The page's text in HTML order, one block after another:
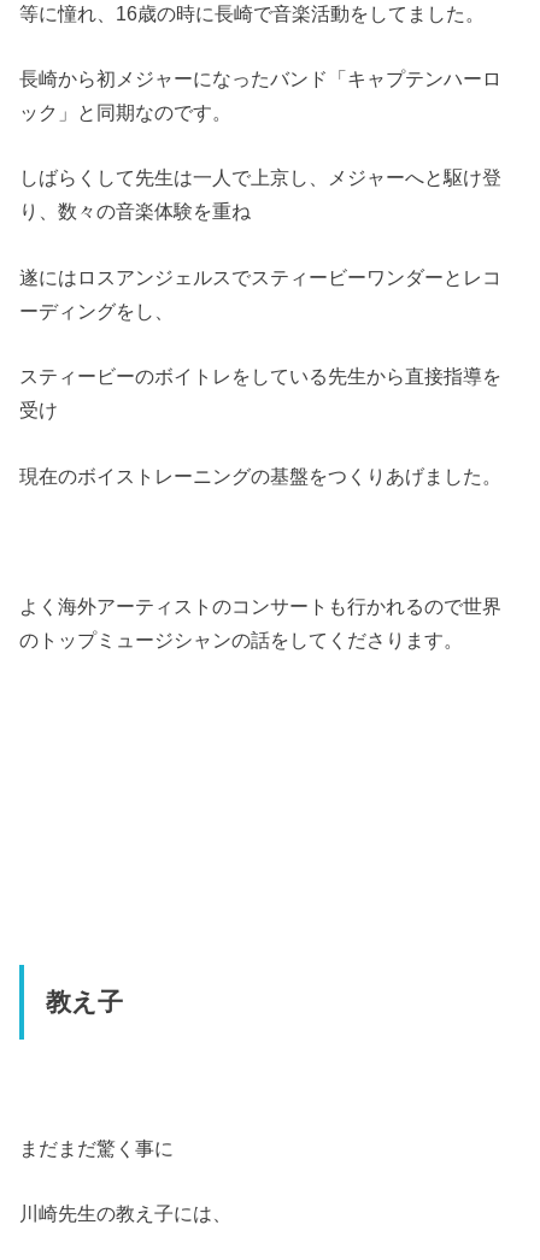
等に憧れ、16歳の時に長崎で音楽活動をしてました。
長崎から初メジャーになったバンド「キャプテンハーロ
ック」と同期なのです。
しばらくして先生は一人で上京し、メジャーへと駆け登
り、数々の音楽体験を重ね
遂にはロスアンジェルスでスティービーワンダーとレコ
ーディングをし、
スティービーのボイトレをしている先生から直接指導を
受け
現在のボイストレーニングの基盤をつくりあげました。
よく海外アーティストのコンサートも行かれるので世界
のトップミュージシャンの話をしてくださります。
教え子
まだまだ驚く事に
川崎先生の教え子には、